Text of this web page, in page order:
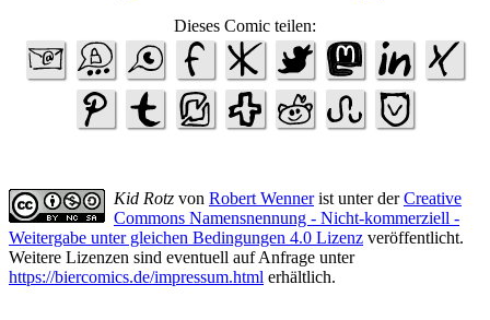
Dieses Comic teilen:
Kid Rotz von Robert Wennerist unter derCreative
Commons Namensnennung - Nicht-kommerziell -
Weitergabe unter gleichen Bedingungen 4.0 Lizenz veröffentlicht.
Weitere Lizenzen sind eventuell auf Anfrage unter
https://biercomics.de/impressum.html erhältlich.